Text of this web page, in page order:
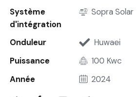
Système
d'intégration
Sopra Solar
Onduleur
Huwaei
Puissance
100 Kwc
Année
2024